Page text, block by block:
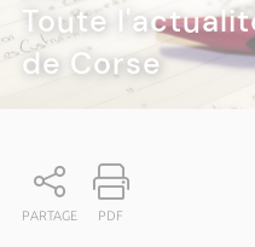
Toute
de Corse
PARTAGE PDF